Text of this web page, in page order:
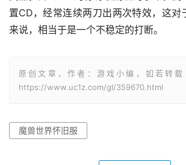
置CD，经常连续两刀出两次特效，这对
来说，相当于是一个不稳定的打断。
原创文章，作者：游戏小编，如若转载
https://www.uc1z.com/gl/359670.html
魔兽世界怀旧服